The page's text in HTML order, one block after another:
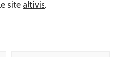
site altivis.